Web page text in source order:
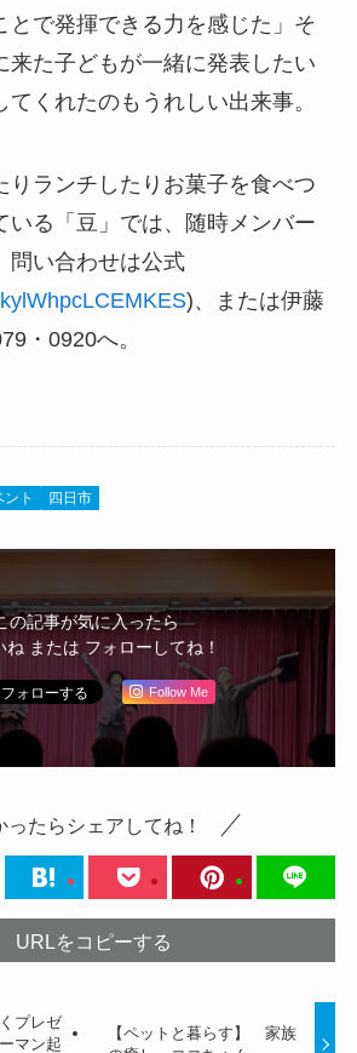
とで発揮できる力を感じた」そ
来た子どもが一緒に発表したい
てくれたのもうれしい出来事。
ランチしたりお菓子を食べつ
いる「豆」では、随時メンバー
問い合わせは公式
)、または伊藤
・0920へ。
ント 四日市
の記事が気に入ったら
ね または フォローしてね！
Follow Me
ったらシェアしてね！
URLをコピーする
プレゼ
マン起
【ペットと暮らす】 家族